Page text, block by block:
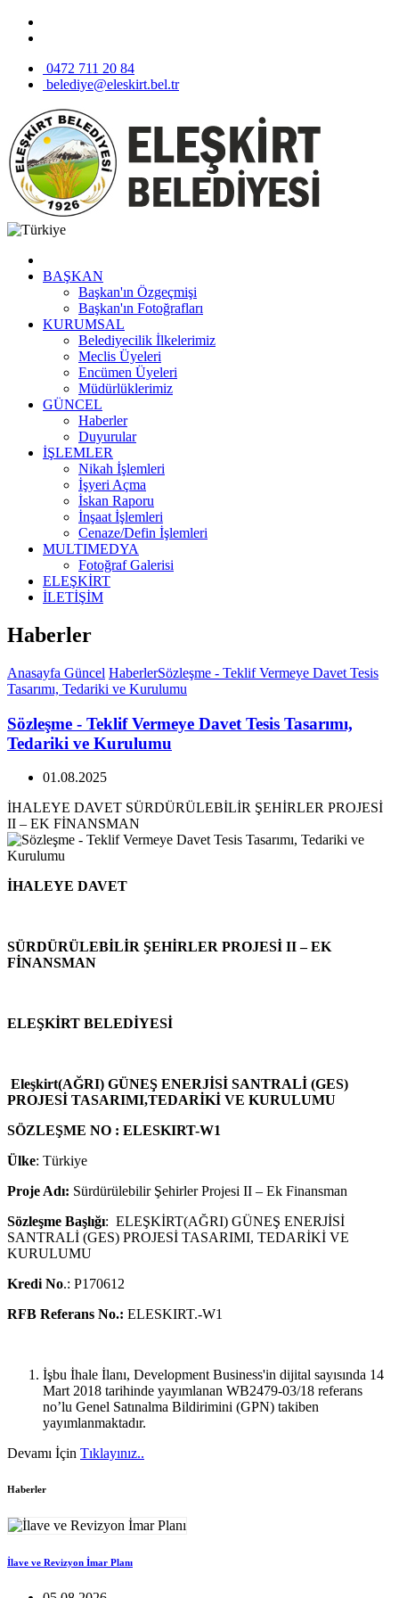
0472 711 20 84
belediye@eleskirt.bel.tr
BAŞKAN
Başkan'ın Özgeçmişi
Başkan'ın Fotoğrafları
KURUMSAL
Belediyecilik İlkelerimiz
Meclis Üyeleri
Encümen Üyeleri
Müdürlüklerimiz
GÜNCEL
Haberler
Duyurular
İŞLEMLER
Nikah İşlemleri
İşyeri Açma
İskan Raporu
İnşaat İşlemleri
Cenaze/Defin İşlemleri
MULTIMEDYA
Fotoğraf Galerisi
ELEŞKİRT
İLETİŞİM
Haberler
Anasayfa Güncel HaberlerSözleşme - Teklif Vermeye Davet Tesis
Tasarımı, Tedariki ve Kurulumu
Sözleşme - Teklif Vermeye Davet Tesis Tasarımı,
Tedariki ve Kurulumu
01.08.2025
İHALEYE DAVET SÜRDÜRÜLEBİLİR ŞEHİRLER PROJESİ
II – EK FİNANSMAN
İHALEYE DAVET
SÜRDÜRÜLEBİLİR ŞEHİRLER PROJESİ II – EK
FİNANSMAN
ELEŞKİRT BELEDİYESİ
Eleşkirt(AĞRI) GÜNEŞ ENERJİSİ SANTRALİ (GES)
PROJESİ TASARIMI,TEDARİKİ VE KURULUMU
SÖZLEŞME NO : ELESKIRT-W1
Ülke: Türkiye
Proje Adı: Sürdürülebilir Şehirler Projesi II – Ek Finansman
Sözleşme Başlığı: ELEŞKİRT(AĞRI) GÜNEŞ ENERJİSİ
SANTRALİ (GES) PROJESİ TASARIMI, TEDARİKİ VE
KURULUMU
Kredi No.: P170612
RFB Referans No.: ELESKIRT.-W1
İşbu İhale İlanı, Development Business'in dijital sayısında 14
Mart 2018 tarihinde yayımlanan WB2479-03/18 referans
no’lu Genel Satınalma Bildirimini (GPN) takiben
yayımlanmaktadır.
Devamı İçin Tıklayınız..
Haberler
İlave ve Revizyon İmar Planı